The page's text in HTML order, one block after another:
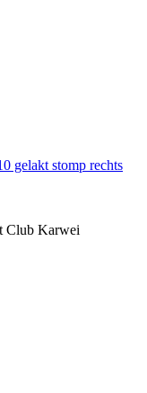
gelakt stomp rechts
Club Karwei